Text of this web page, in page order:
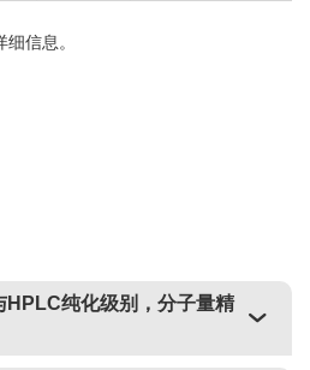
信息。
纯化级别，分子量精